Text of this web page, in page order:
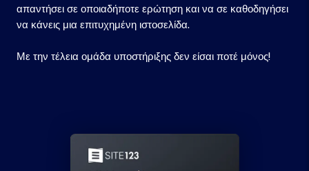
απαντήσει σε οποιαδήποτε ερώτηση και να σε καθοδηγήσει
να κάνεις μια επιτυχημένη ιστοσελίδα.
Με την τέλεια ομάδα υποστήριξης δεν είσαι ποτέ μόνος!